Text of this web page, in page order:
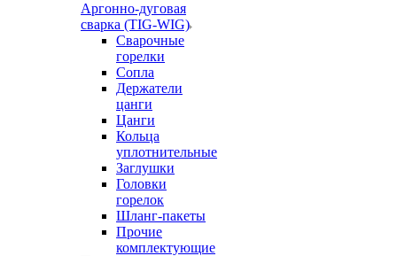
Аргонно-дуговая
сварка (TIG-WIG)
Сварочные
горелки
Сопла
Держатели
цанги
Цанги
Кольца
уплотнительные
Заглушки
Головки
горелок
Шланг-пакеты
Прочие
комплектующие